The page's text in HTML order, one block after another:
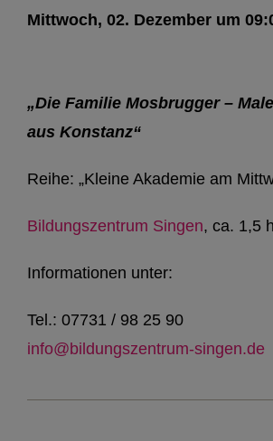
Mittwoch, 02. Dezember um
„Die Familie Mosbrugger –
aus Konstanz“
Reihe: „Kleine Akademie am
Bildungszentrum Singen, ca. 1,5 h
Informationen unter:
Tel.: 07731 / 98 25 90
info@bildungszentrum-singen.de